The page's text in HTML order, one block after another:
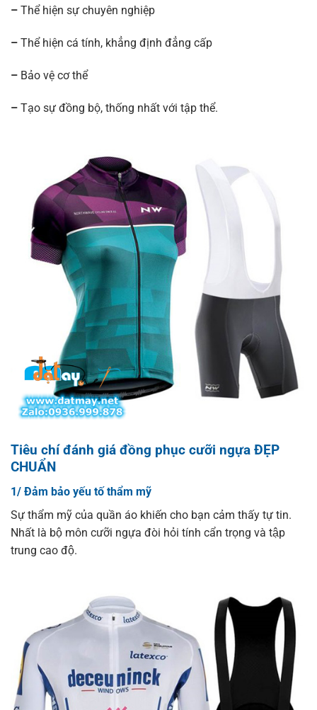
– Thể hiện sự chuyên nghiệp
– Thể hiện cá tính, khẳng định đẳng cấp
– Bảo vệ cơ thể
– Tạo sự đồng bộ, thống nhất với tập thể.
Tiêu chí đánh giá đồng phục cưỡi ngựa ĐẸP
CHUẨN
1/ Đảm bảo yếu tố thẩm mỹ
Sự thẩm mỹ của quần áo khiến cho bạn cảm thấy tự tin.
Nhất là bộ môn cưỡi ngựa đòi hỏi tính cẩn trọng và tập
trung cao độ.